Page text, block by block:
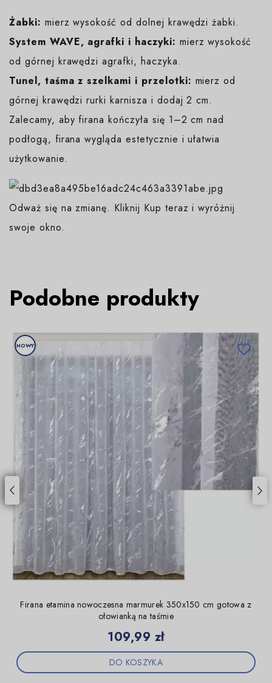
Żabki: mierz wysokość od dolnej krawędzi żabki.
System WAVE, agrafki i haczyki: mierz wysokość
od górnej krawędzi agrafki, haczyka.
Tunel, taśma z szelkami i przelotki: mierz od
górnej krawędzi rurki karnisza i dodaj 2 cm.
Zalecamy, aby firana kończyła się 1–2 cm nad
podłogą, firana wygląda estetycznie i ułatwia
użytkowanie.
Odważ się na zmianę. Kliknij Kup teraz i wyróżnij
swoje okno.
Podobne produkty
NOWY
Firana etamina nowoczesna marmurek 350x150 cm gotowa z
ołowianką na taśmie
Cena
109,99 zł
DO KOSZYKA
